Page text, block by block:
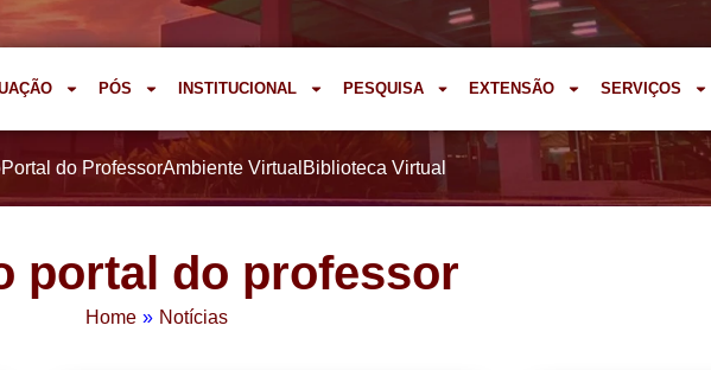
PÓS INSTITUCIONAL PESQUISA EXTENSÃO SERVIÇOS
Portal do ProfessorAmbiente Virtual Biblioteca Virtual
portal do professor
Home » Notícias